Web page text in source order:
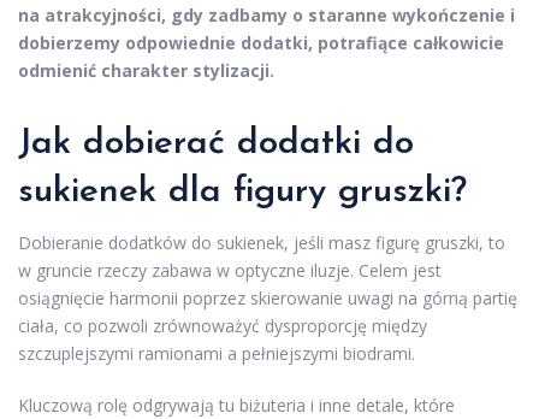
na atrakcyjności, gdy zadbamy o staranne wykończenie i
dobierzemy odpowiednie dodatki, potrafiące całkowicie
odmienić charakter stylizacji.
Jak dobierać dodatki do
sukienek dla figury gruszki?
Dobieranie dodatków do sukienek, jeśli masz figurę gruszki, to
w gruncie rzeczy zabawa w optyczne iluzje. Celem jest
osiągnięcie harmonii poprzez skierowanie uwagi na górną partię
ciała, co pozwoli zrównoważyć dysproporcję między
szczuplejszymi ramionami a pełniejszymi biodrami.
Kluczową rolę odgrywają tu biżuteria i inne detale, które